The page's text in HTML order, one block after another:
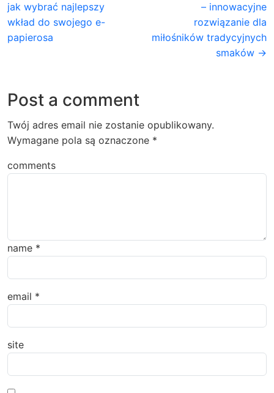
jak wybrać najlepszy
wkład do swojego e-
papierosa
– innowacyjne
rozwiązanie dla
miłośników tradycyjnych
smaków →
Post a comment
Twój adres email nie zostanie opublikowany.
Wymagane pola są oznaczone *
comments
name *
email *
site